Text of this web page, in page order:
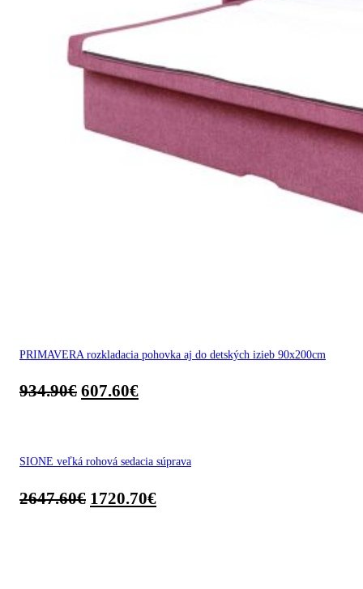
PRIMAVERA rozkladacia pohovka aj do detských izieb 90x200cm
934.90€ 607.60€
SIONE veľká rohová sedacia súprava
2647.60€ 1720.70€